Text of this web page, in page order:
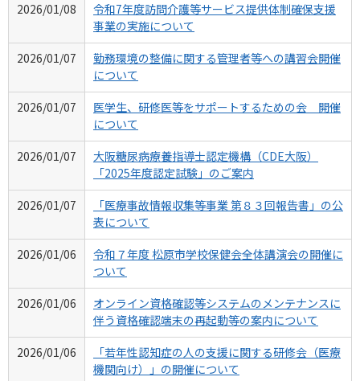
2026/01/08
令和7年度訪問介護等サービス提供体制確保支援
事業の実施について
2026/01/07
勤務環境の整備に関する管理者等への講習会開催
について
2026/01/07
医学生、研修医等をサポートするための会 開催
について
2026/01/07
大阪糖尿病療養指導士認定機構（CDE大阪）
「2025年度認定試験」のご案内
2026/01/07
「医療事故情報収集等事業 第８３回報告書」の公
表について
2026/01/06
令和７年度 松原市学校保健会全体講演会の開催に
ついて
2026/01/06
オンライン資格確認等システムのメンテナンスに
伴う資格確認端末の再起動等の案内について
2026/01/06
「若年性認知症の人の支援に関する研修会（医療
機関向け）」の開催について